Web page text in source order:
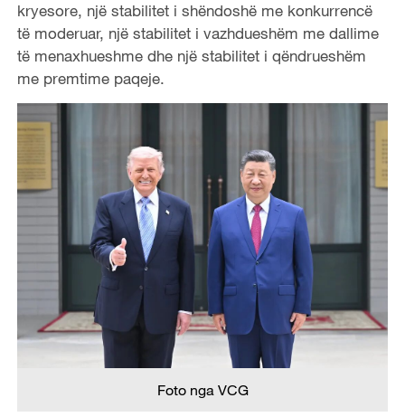
kryesore, një stabilitet i shëndoshë me konkurrencë
të moderuar, një stabilitet i vazhdueshëm me dallime
të menaxhueshme dhe një stabilitet i qëndrueshëm
me premtime paqeje.
Foto nga VCG